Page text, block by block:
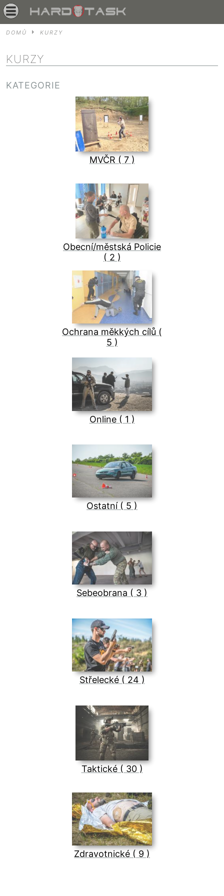
DOMŮ KURZY
KURZY
KATEGORIE
MVČR ( 7 )
Obecní/městská Policie
( 2 )
Ochrana měkkých cílů (
5 )
Online ( 1 )
Ostatní ( 5 )
Sebeobrana ( 3 )
Střelecké ( 24 )
Taktické ( 30 )
Zdravotnické ( 9 )